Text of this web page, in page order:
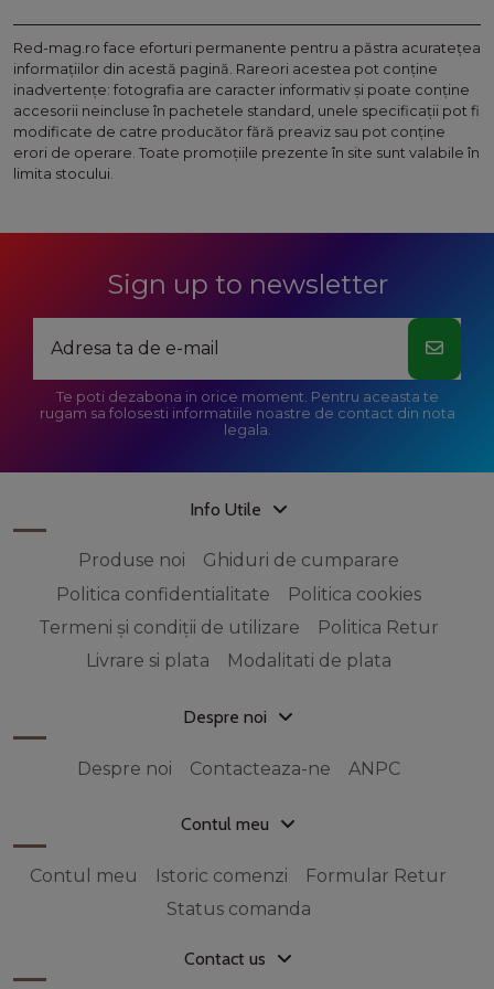
Red-mag.ro face eforturi permanente pentru a păstra acurateţea
informaţiilor din acestă pagină. Rareori acestea pot conţine
inadvertenţe: fotografia are caracter informativ şi poate conţine
accesorii neincluse în pachetele standard, unele specificaţii pot fi
modificate de catre producător fără preaviz sau pot conţine
erori de operare. Toate promoţiile prezente în site sunt valabile în
limita stocului.
Sign up to newsletter
Te poti dezabona in orice moment. Pentru aceasta te
rugam sa folosesti informatiile noastre de contact din nota
legala.
Info Utile
Produse noi
Ghiduri de cumparare
Politica confidentialitate
Politica cookies
Termeni și condiții de utilizare
Politica Retur
Livrare si plata
Modalitati de plata
Despre noi
Despre noi Contacteaza-ne ANPC
Contul meu
Contul meu Istoric comenzi
Formular Retur
Status comanda
Contact us